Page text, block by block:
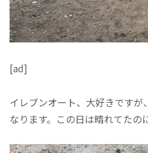
[ad]
イレブンオート、大好きです
なります。この日は晴れてたの